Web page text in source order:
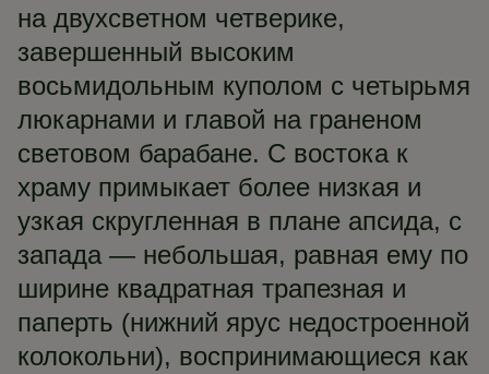
на двухсветном четверике,
завершенный высоким
восьмидольным куполом с четырьмя
люкарнами и главой на граненом
световом барабане. С востока к
храму примыкает более низкая и
узкая скругленная в плане апсида, с
запада — небольшая, равная ему по
ширине квадратная трапезная и
паперть (нижний ярус недостроенной
колокольни), воспринимающиеся как